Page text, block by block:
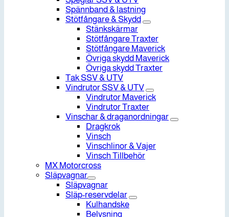
Spännband & lastning
Stötfångare & Skydd
Stänkskärmar
Stötfångare Traxter
Stötfångare Maverick
Övriga skydd Maverick
Övriga skydd Traxter
Tak SSV & UTV
Vindrutor SSV & UTV
Vindrutor Maverick
Vindrutor Traxter
Vinschar & draganordningar
Dragkrok
Vinsch
Vinschlinor & Vajer
Vinsch Tillbehör
MX Motorcross
Släpvagnar
Släpvagnar
Släp-reservdelar
Kulhandske
Belysning